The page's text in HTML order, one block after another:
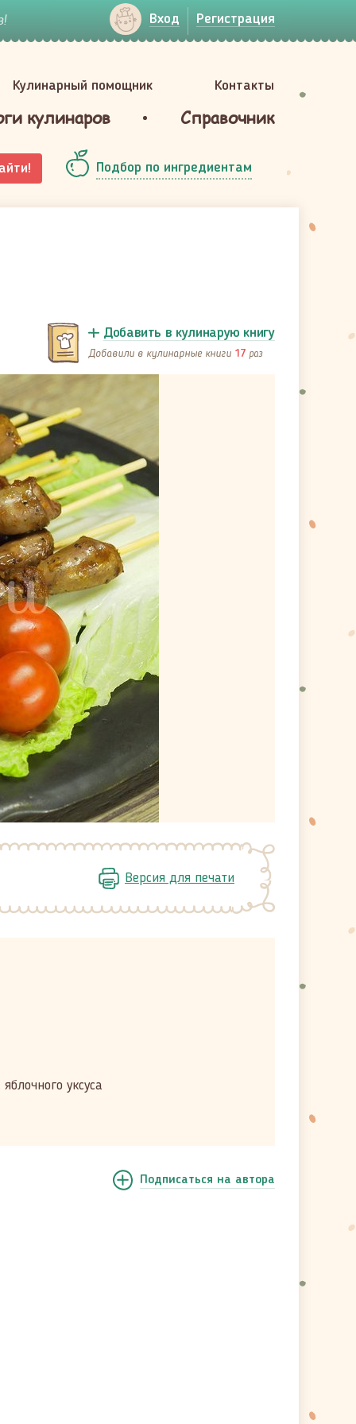
Вход Регистрация
Кулинарный помощник Контакты
кулинаров Справочник
Подбор по ингредиентам
Добавить в кулинарую книгу
Добавили в кулинарные книги 17 раз
Версия для печати
уксуса
Подписаться на автора